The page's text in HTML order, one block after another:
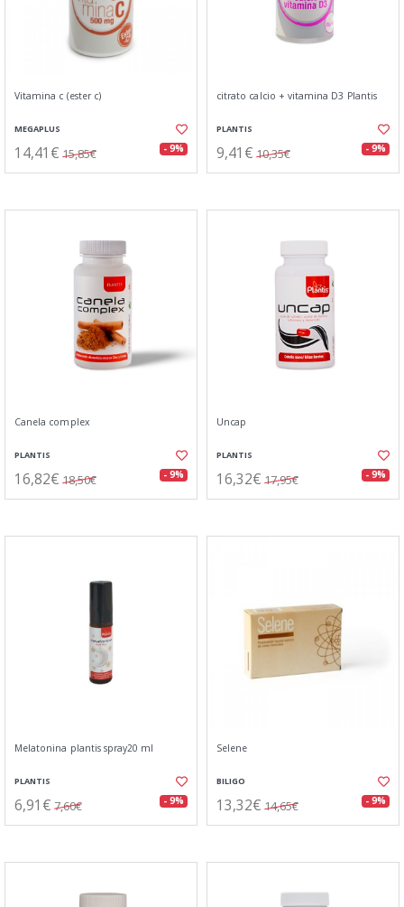
Vitamina c (ester c)
MEGAPLUS
14,41€ 15,85€ - 9%
citrato calcio + vitamina D3 Plantis
PLANTIS
9,41€ 10,35€ - 9%
Canela complex
PLANTIS
16,82€ 18,50€ - 9%
Uncap
PLANTIS
16,32€ 17,95€ - 9%
Melatonina plantis spray20 ml
PLANTIS
6,91€ 7,60€ - 9%
Selene
BILIGO
13,32€ 14,65€ - 9%